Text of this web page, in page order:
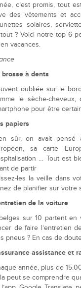
c’est promis, tout
des vêtements et
solaires,
? Voici notre top 6
vacances.
brosse à dents
oubliée sur le
le sèche-
pour être
papiers
sûr, on avait pensé
sa carte
… Tout est
de partir
les la veille dans
de planifier sur votre
de la voiture
sur 10 partent en
de faire l’entretien
pneus ? En cas de
assistance et
année, plus de
peut se comprendre